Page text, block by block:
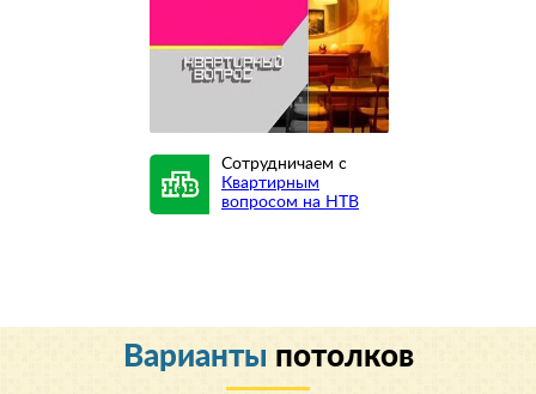
Сотрудничаем с
Квартирным
вопросом на НТВ
Варианты потолков